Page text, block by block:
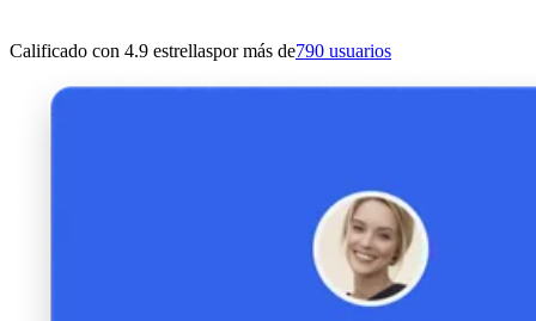
Calificado con 4.9 estrellaspor más de790 usuarios